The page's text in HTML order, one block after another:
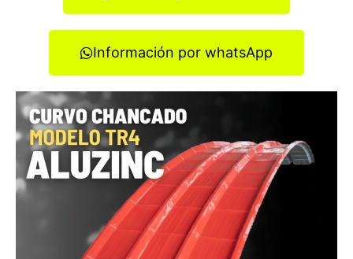
Información por whatsApp